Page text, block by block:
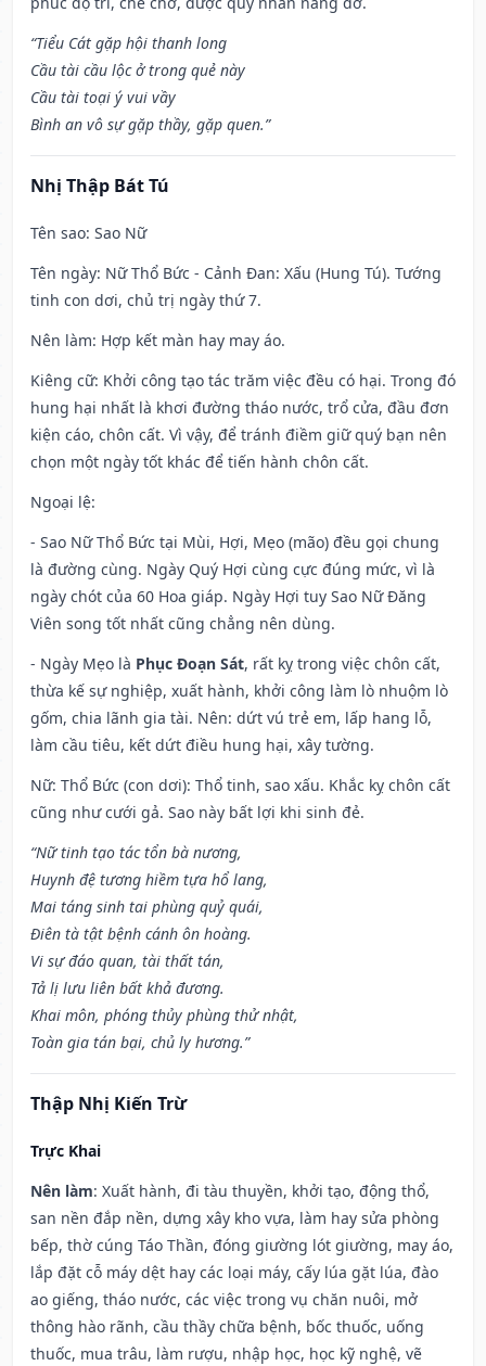
“Tiểu Cát gặp hội thanh long
Cầu tài cầu lộc ở trong quẻ này
Cầu tài toại ý vui vầy
Bình an vô sự gặp thầy, gặp quen.”
Nhị Thập Bát Tú
Tên sao: Sao Nữ
Tên ngày: Nữ Thổ Bức - Cảnh Đan: Xấu (Hung Tú). Tướng
tinh con dơi, chủ trị ngày thứ 7.
Nên làm: Hợp kết màn hay may áo.
Kiêng cữ: Khởi công tạo tác trăm việc đều có hại. Trong đó
hung hại nhất là khơi đường tháo nước, trổ cửa, đầu đơn
kiện cáo, chôn cất. Vì vậy, để tránh điềm giữ quý bạn nên
chọn một ngày tốt khác để tiến hành chôn cất.
Ngoại lệ:
- Sao Nữ Thổ Bức tại Mùi, Hợi, Mẹo (mão) đều gọi chung
là đường cùng. Ngày Quý Hợi cùng cực đúng mức, vì là
ngày chót của 60 Hoa giáp. Ngày Hợi tuy Sao Nữ Đăng
Viên song tốt nhất cũng chẳng nên dùng.
- Ngày Mẹo là Phục Đoạn Sát, rất kỵ trong việc chôn cất,
thừa kế sự nghiệp, xuất hành, khởi công làm lò nhuộm lò
gốm, chia lãnh gia tài. Nên: dứt vú trẻ em, lấp hang lỗ,
làm cầu tiêu, kết dứt điều hung hại, xây tường.
Nữ: Thổ Bức (con dơi): Thổ tinh, sao xấu. Khắc kỵ chôn cất
cũng như cưới gả. Sao này bất lợi khi sinh đẻ.
“Nữ tinh tạo tác tổn bà nương,
Huynh đệ tương hiềm tựa hổ lang,
Mai táng sinh tai phùng quỷ quái,
Điên tà tật bệnh cánh ôn hoàng.
Vi sự đáo quan, tài thất tán,
Tả lị lưu liên bất khả đương.
Khai môn, phóng thủy phùng thử nhật,
Toàn gia tán bại, chủ ly hương.”
Thập Nhị Kiến Trừ
Trực Khai
Nên làm: Xuất hành, đi tàu thuyền, khởi tạo, động thổ,
san nền đắp nền, dựng xây kho vựa, làm hay sửa phòng
bếp, thờ cúng Táo Thần, đóng giường lót giường, may áo,
lắp đặt cỗ máy dệt hay các loại máy, cấy lúa gặt lúa, đào
ao giếng, tháo nước, các việc trong vụ chăn nuôi, mở
thông hào rãnh, cầu thầy chữa bệnh, bốc thuốc, uống
thuốc, mua trâu, làm rượu, nhập học, học kỹ nghệ, vẽ